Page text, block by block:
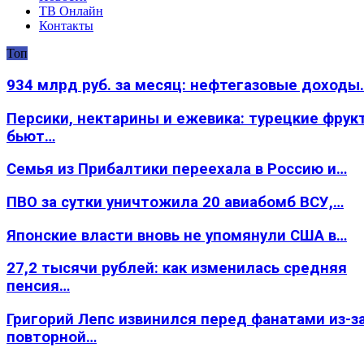
ТВ Онлайн
Контакты
Топ
934 млрд руб. за месяц: нефтегазовые
Персики, нектарины и ежевика: турецкие
бьют…
Семья из Прибалтики переехала в Россию и…
ПВО за сутки уничтожила 20 авиабомб ВСУ,…
Японские власти вновь не упомянули США в…
27,2 тысячи рублей: как изменилась средняя
пенсия…
Григорий Лепс извинился перед фанатами из-
повторной…